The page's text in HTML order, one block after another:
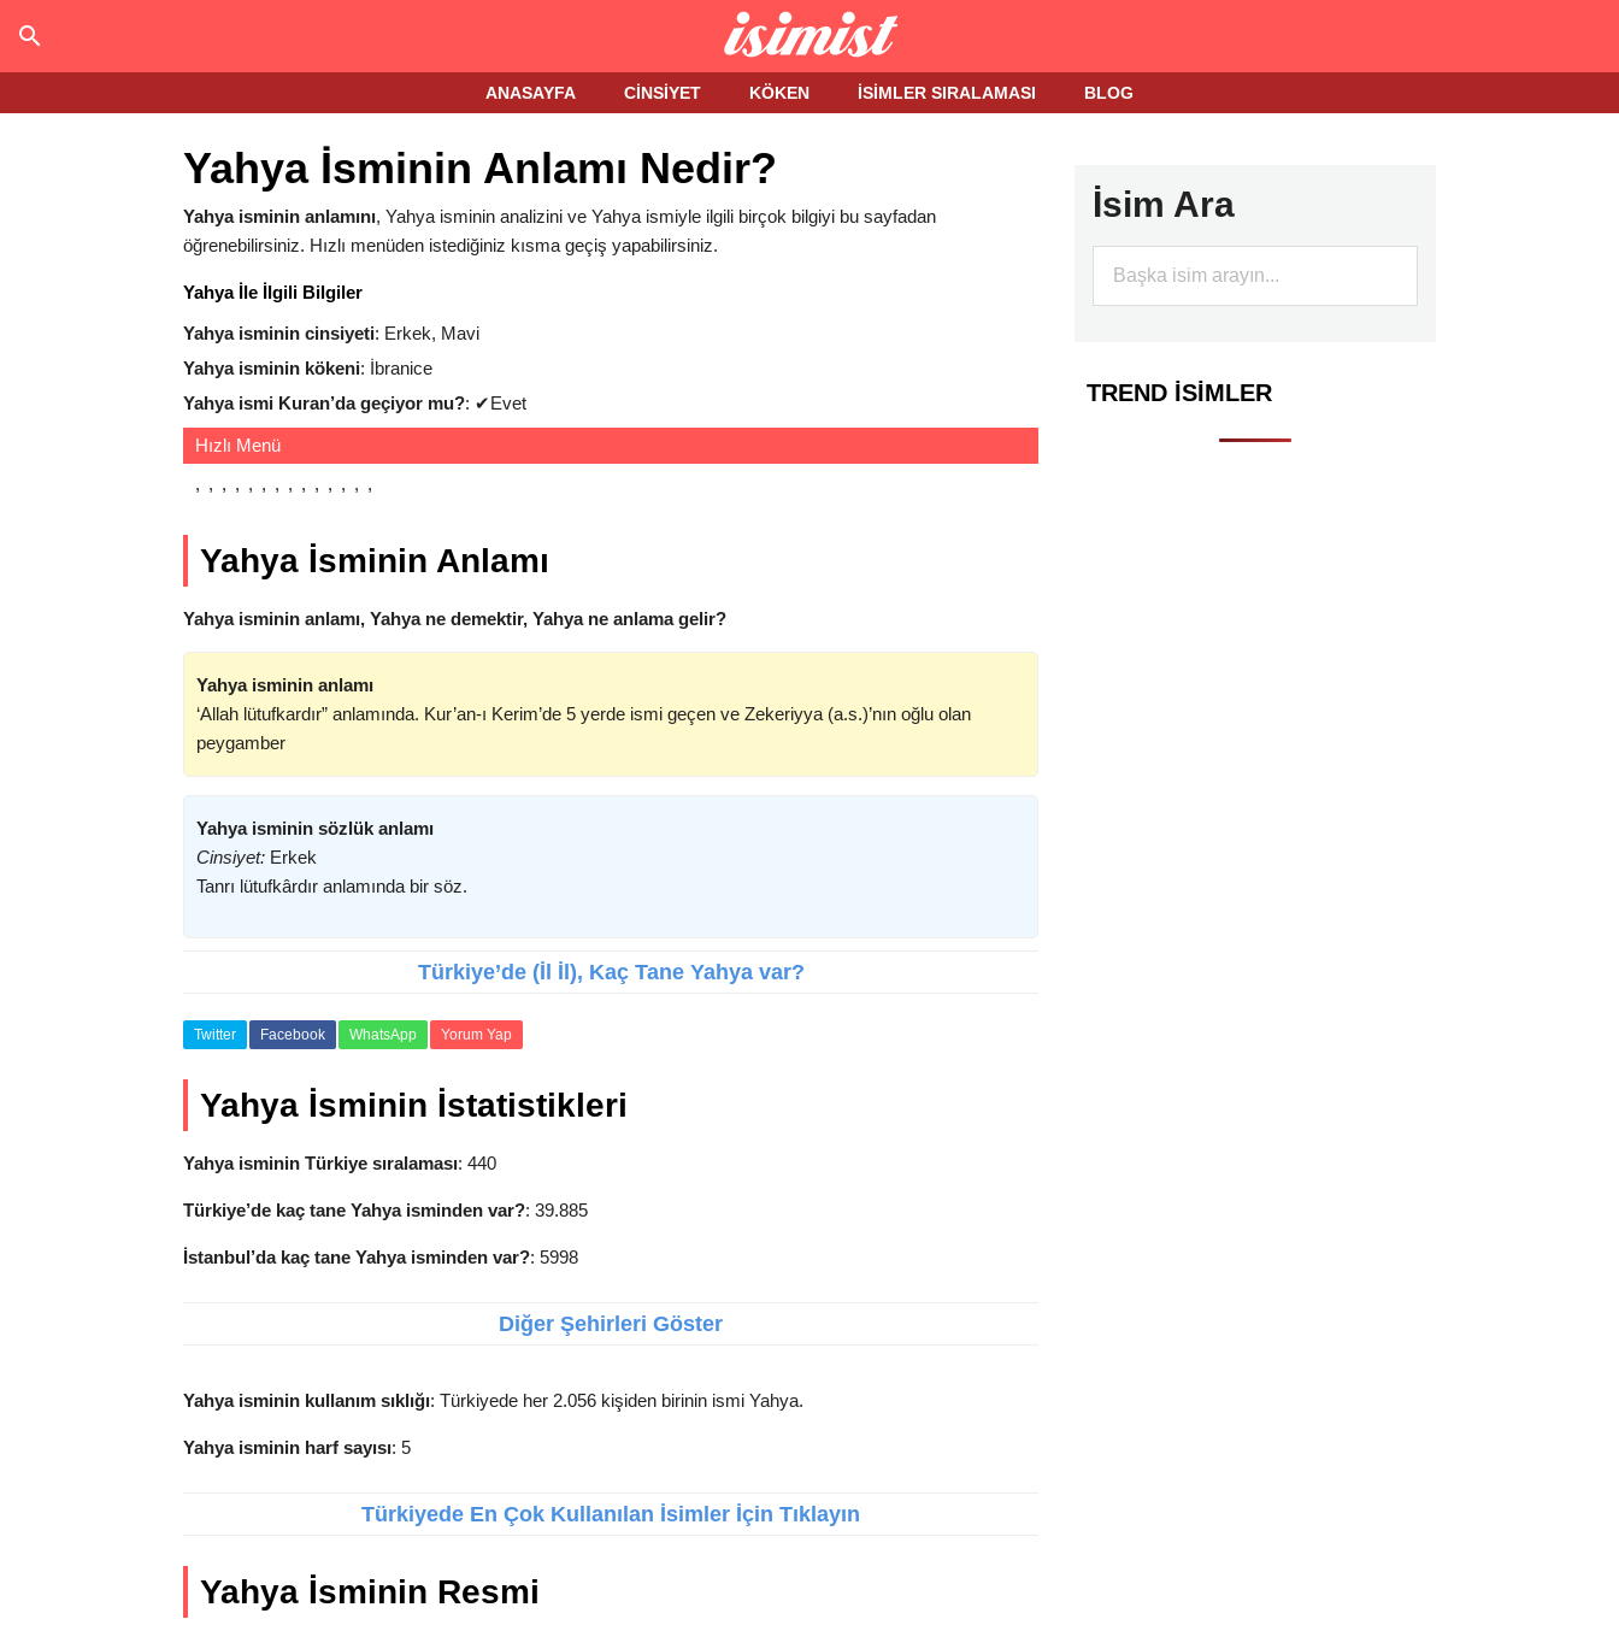
ANASAYFA CINSIYET KÖKEN İSIMLER SIRALAMASI BLOG
Yahya İsminin Anlamı Nedir?
Yahya isminin anlamını, Yahya isminin analizini ve Yahya ismiyle ilgili birçok bilgiyi bu sayfadan
öğrenebilirsiniz. Hızlı menüden istediğiniz kısma geçiş yapabilirsiniz.
Yahya İle İlgili Bilgiler
Yahya isminin cinsiyeti: Erkek, Mavi
Yahya isminin kökeni: İbranice
Yahya ismi Kuran’da geçiyor mu?: ✔Evet
Hızlı Menü
Yahya İsminin Anlamı
Yahya isminin anlamı, Yahya ne demektir, Yahya ne anlama gelir?
Yahya isminin anlamı
‘Allah lütufkardır” anlamında. Kur’an-ı Kerim’de 5 yerde ismi geçen ve Zekeriyya (a.s.)’nın oğlu olan
peygamber
Yahya isminin sözlük anlamı
Cinsiyet: Erkek
Tanrı lütufkârdır anlamında bir söz.
Türkiye’de (İl İl), Kaç Tane Yahya var?
Twitter Facebook WhatsApp Yorum Yap
Yahya İsminin İstatistikleri
Yahya isminin Türkiye sıralaması: 440
Türkiye’de kaç tane Yahya isminden var?: 39.885
İstanbul’da kaç tane Yahya isminden var?: 5998
Diğer Şehirleri Göster
Yahya isminin kullanım sıklığı: Türkiyede her 2.056 kişiden birinin ismi Yahya.
Yahya isminin harf sayısı: 5
Türkiyede En Çok Kullanılan İsimler İçin Tıklayın
Yahya İsminin Resmi
İsim Ara
TREND İSIMLER